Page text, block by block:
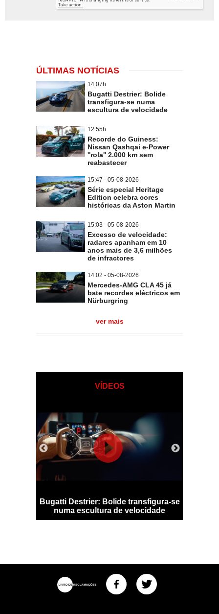
ÚLTIMAS NOTÍCIAS
14.07h
Bugatti Destrier: Bolide
transfigura-se numa
escultura de velocidade
12.55h
Recorde do Guiness:
Nissan Qashqai e-Power
''rola'' 2.000 km sem
reabastecer
15:47 - 05-08-2026
Série especial Heritage
Edition celebra cores
históricas da Aston Martin
15:03 - 05-08-2026
Excesso de velocidade:
radares apanham em 10
anos mais de 3,6 milhões
de infractores
14:02 - 05-08-2026
Mercedes-AMG CLA 45 já
bate recordes eléctricos em
Nürburgring
ver mais
VÍDEOS
Bugatti Destrier: Bolide transfigura-se
numa escultura de velocidade